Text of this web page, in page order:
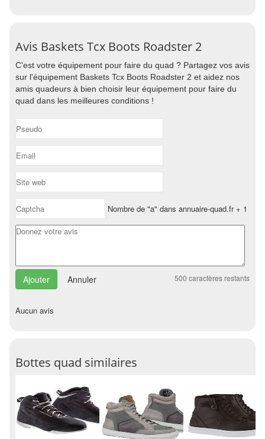
Avis Baskets Tcx Boots Roadster 2
C'est votre équipement pour faire du quad ? Partagez vos avis
sur l'équipement Baskets Tcx Boots Roadster 2 et aidez nos
amis quadeurs à bien choisir leur équipement pour faire du
quad dans les meilleures conditions !
Nombre de "a" dans annuaire-quad.fr + 1
Annuler 500 caractères restants
Aucun avis
Bottes quad similaires